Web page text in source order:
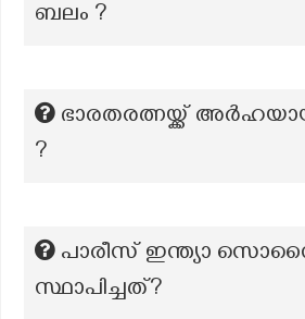
ബലം ?
ഭാരതരത്നയ്ക്ക്
?
പാരീസ് ഇന്ത്യാ
സ്ഥാപിച്ചത്?